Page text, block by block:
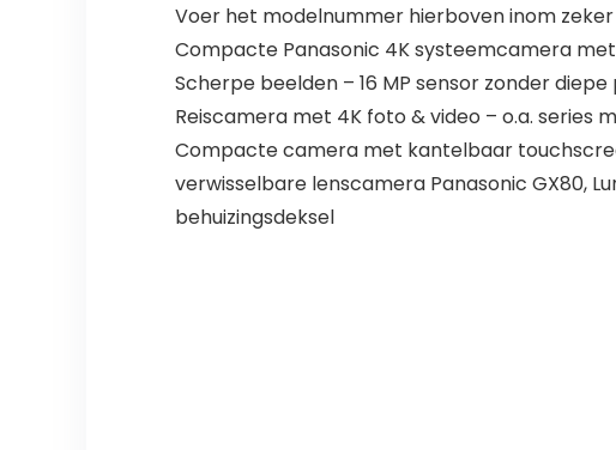
Voer het modelnummer hierboven inom
Compacte Panasonic 4K systeemcamera
Scherpe beelden – 16 MP sensor zonder
Reiscamera met 4K foto & video – o.a. series
Compacte camera met kantelbaar
verwisselbare lenscamera Panasonic GX80,
behuizingsdeksel